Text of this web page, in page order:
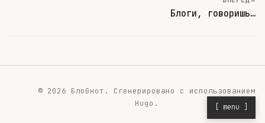
Блоги, говоришь…
[ menu ]
© 2026 БлоGнот. Сгенерировано с использованием
Hugo .